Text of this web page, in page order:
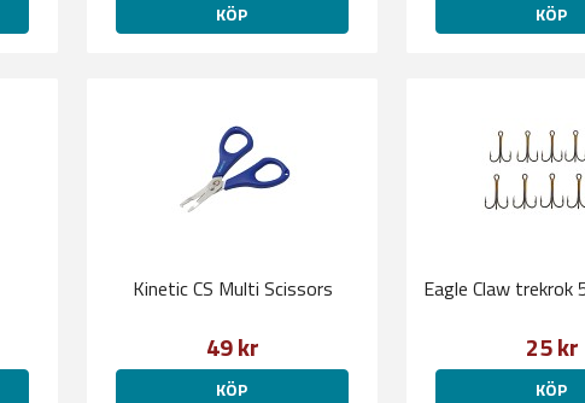
KÖP KÖP
Kinetic CS Multi Scissors
49 kr
KÖP
Eagle Claw trekrok
25 kr
KÖP